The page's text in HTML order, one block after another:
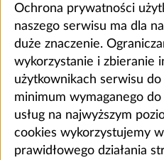
Ochrona prywatności
naszego serwisu ma dla
duże znaczenie.
wykorzystanie i zbieranie
użytkownikach serwisu
minimum wymaganego do
usług na najwyższym
cookies wykorzystujemy
prawidłowego działania